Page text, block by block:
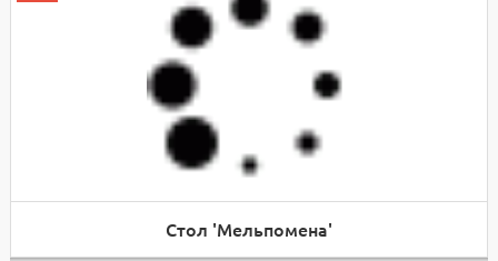
Стол 'Мельпомена'